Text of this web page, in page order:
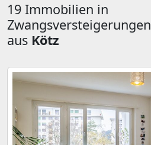
19 Immobilien in
Zwangsversteigerungen
aus Kötz